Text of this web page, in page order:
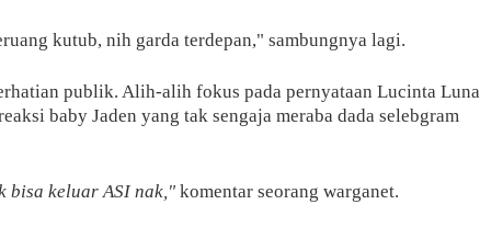
kutub, nih garda terdepan," sambungnya lagi.
publik. Alih-alih fokus pada pernyataan Lucinta Luna
baby Jaden yang tak sengaja meraba dada selebgram
bisa keluar ASI nak," komentar seorang warganet.